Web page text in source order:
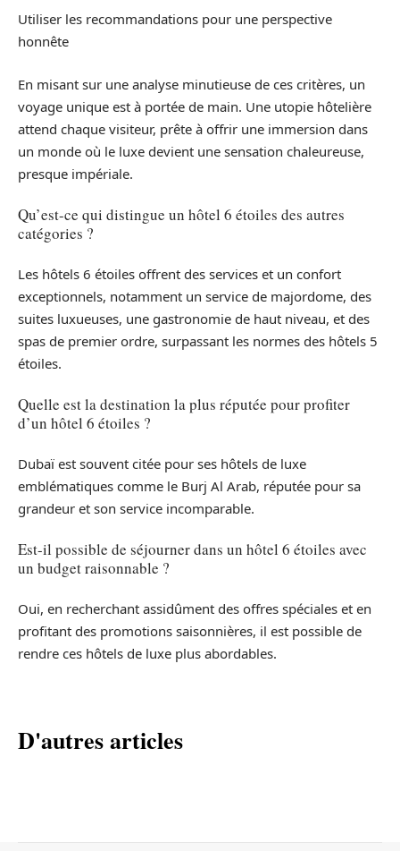
Utiliser les recommandations pour une perspective
honnête
En misant sur une analyse minutieuse de ces critères, un
voyage unique est à portée de main. Une utopie hôtelière
attend chaque visiteur, prête à offrir une immersion dans
un monde où le luxe devient une sensation chaleureuse,
presque impériale.
Qu’est-ce qui distingue un hôtel 6 étoiles des autres
catégories ?
Les hôtels 6 étoiles offrent des services et un confort
exceptionnels, notamment un service de majordome, des
suites luxueuses, une gastronomie de haut niveau, et des
spas de premier ordre, surpassant les normes des hôtels 5
étoiles.
Quelle est la destination la plus réputée pour profiter
d’un hôtel 6 étoiles ?
Dubaï est souvent citée pour ses hôtels de luxe
emblématiques comme le Burj Al Arab, réputée pour sa
grandeur et son service incomparable.
Est-il possible de séjourner dans un hôtel 6 étoiles avec
un budget raisonnable ?
Oui, en recherchant assidûment des offres spéciales et en
profitant des promotions saisonnières, il est possible de
rendre ces hôtels de luxe plus abordables.
D'autres articles